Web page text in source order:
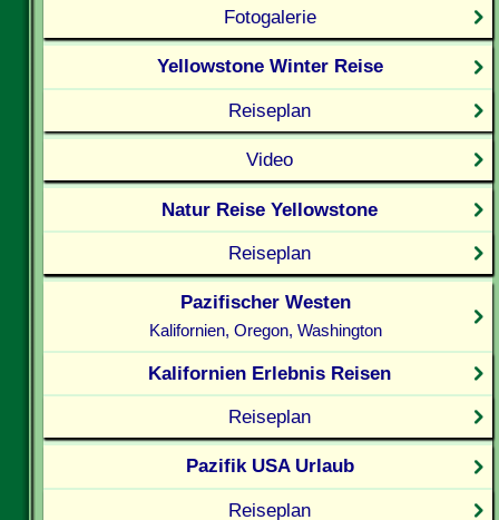
Fotogalerie
Yellowstone Winter Reise
Reiseplan
Video
Natur Reise Yellowstone
Reiseplan
Pazifischer Westen
Kalifornien, Oregon, Washington
Kalifornien Erlebnis Reisen
Reiseplan
Pazifik USA Urlaub
Reiseplan